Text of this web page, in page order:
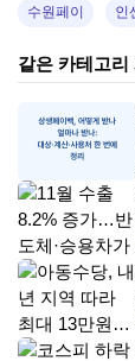
수원페이 인
같은 카테고리